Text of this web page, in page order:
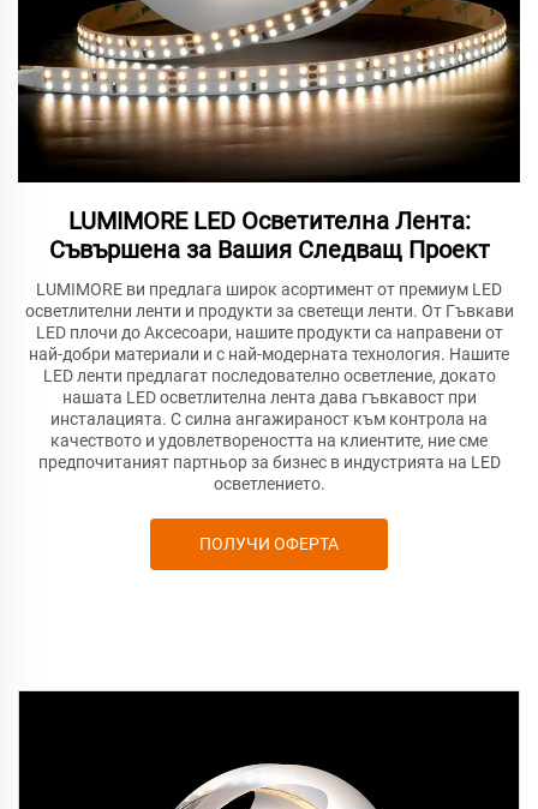
LUMIMORE LED Осветителна Лента:
Съвършена за Вашия Следващ Проект
LUMIMORE ви предлага широк асортимент от премиум LED
осветлителни ленти и продукти за светещи ленти. От Гъвкави
LED плочи до Аксесоари, нашите продукти са направени от
най-добри материали и с най-модерната технология. Нашите
LED ленти предлагат последователно осветление, докато
нашата LED осветлителна лента дава гъвкавост при
инсталацията. С силна ангажираност към контрола на
качеството и удовлетвореността на клиентите, ние сме
предпочитаният партньор за бизнес в индустрията на LED
осветлението.
ПОЛУЧИ ОФЕРТА